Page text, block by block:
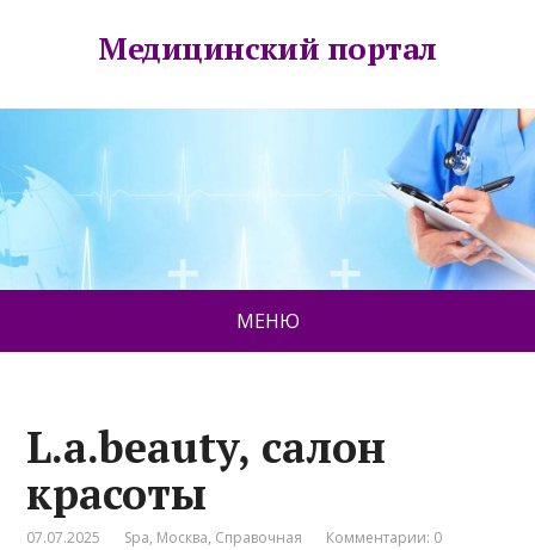
Медицинский портал
МЕНЮ
L.a.beauty, салон
красоты
07.07.2025 Spa, Москва, Справочная Комментарии: 0